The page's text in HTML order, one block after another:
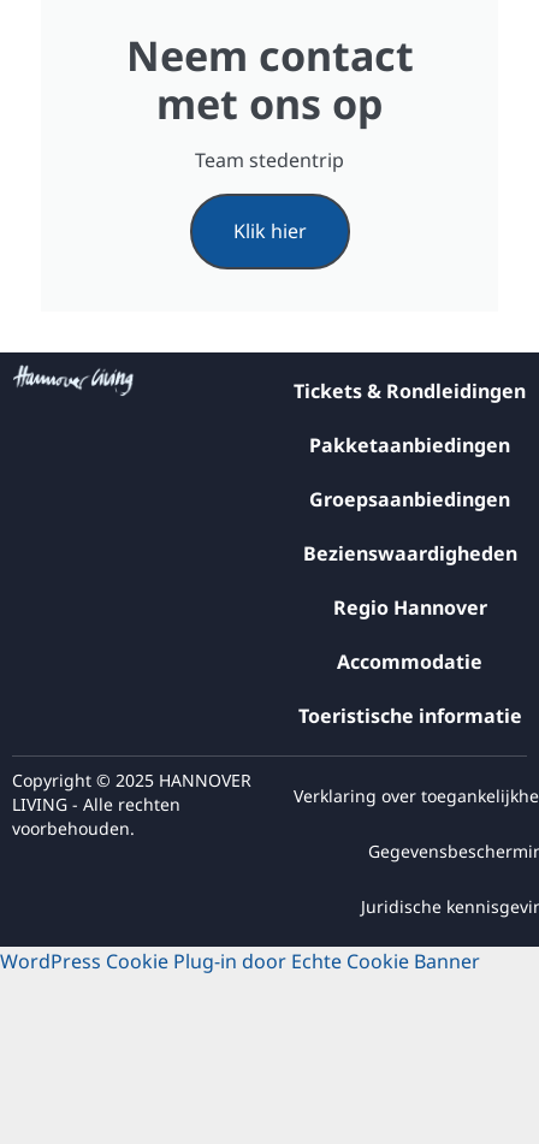
Neem contact
met ons op
Team stedentrip
Klik hier
Tickets & Rondleidingen
Pakketaanbiedingen
Groepsaanbiedingen
Bezienswaardigheden
Regio Hannover
Accommodatie
Toeristische informatie
Copyright © 2025 HANNOVER
LIVING - Alle rechten
voorbehouden.
Verklaring over
Juridische
WordPress Cookie Plug-in door Echte Cookie Banner